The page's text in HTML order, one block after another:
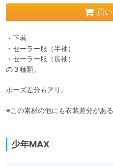
買
・下着
・セーラー服（半袖）
・セーラー服（長袖）
の３種類。
ポーズ差分もアリ。
※この素材の他にも衣装差分があ
少年MAX